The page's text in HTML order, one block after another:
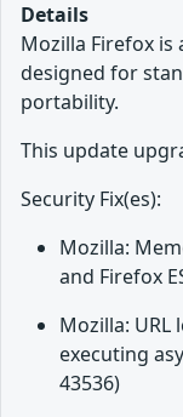
Details
Mozilla Firefox is
designed for
portability.
This update
Security Fix(es):
Mozilla:
and Firefox
Mozilla:
executing
43536)